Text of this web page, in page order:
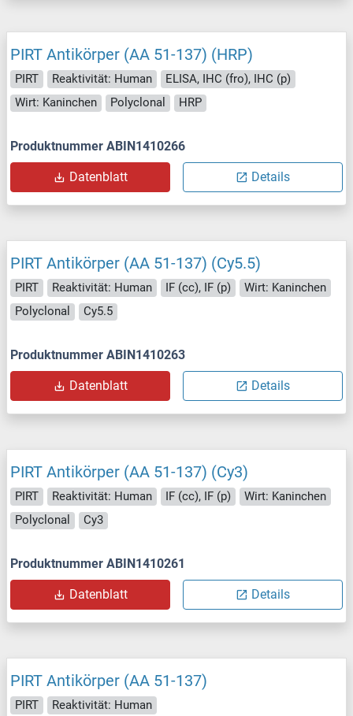
PIRT Antikörper (AA 51-137) (HRP)
PIRT Reaktivität: Human
ELISA, IHC (fro), IHC (p)
Wirt: Kaninchen
Polyclonal HRP
Produktnummer ABIN1410266
Datenblatt Details
PIRT Antikörper (AA 51-137) (Cy5.5)
PIRT Reaktivität: Human IF (cc), IF (p)
Wirt: Kaninchen
Polyclonal
Cy5.5
Produktnummer ABIN1410263
Datenblatt Details
PIRT Antikörper (AA 51-137) (Cy3)
PIRT Reaktivität: Human IF (cc), IF (p)
Wirt: Kaninchen
Polyclonal
Cy3
Produktnummer ABIN1410261
Datenblatt Details
PIRT Antikörper (AA 51-137)
PIRT
Reaktivität: Human